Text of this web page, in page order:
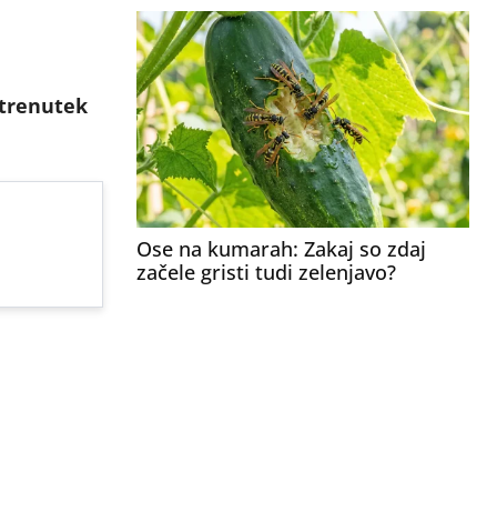
Ose na kumarah: Zakaj so zdaj
začele gristi tudi zelenjavo?